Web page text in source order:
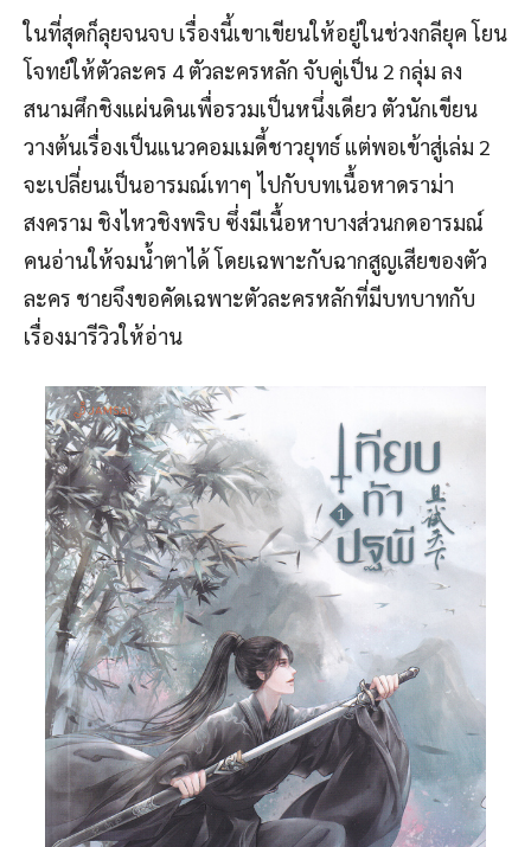
ในที่สุดก็ลุยจนจบ เรื่องนี้เขาเขียนให้อยู่ในช่วงกลียุค โยน
โจทย์ให้ตัวละคร 4 ตัวละครหลัก จับคู่เป็น 2 กลุ่ม ลง
สนามศึกชิงแผ่นดินเพื่อรวมเป็นหนึ่งเดียว ตัวนักเขียน
วางต้นเรื่องเป็นแนวคอมเมดี้ชาวยุทธ์ แต่พอเข้าสู่เล่ม 2
จะเปลี่ยนเป็นอารมณ์เทาๆ ไปกับบทเนื้อหาดราม่า
สงคราม ชิงไหวชิงพริบ ซึ่งมีเนื้อหาบางส่วนกดอารมณ์
คนอ่านให้จมน้ำตาได้ โดยเฉพาะกับฉากสูญเสียของตัว
ละคร ชายจึงขอคัดเฉพาะตัวละครหลักที่มีบทบาทกับ
เรื่องมารีวิวให้อ่าน